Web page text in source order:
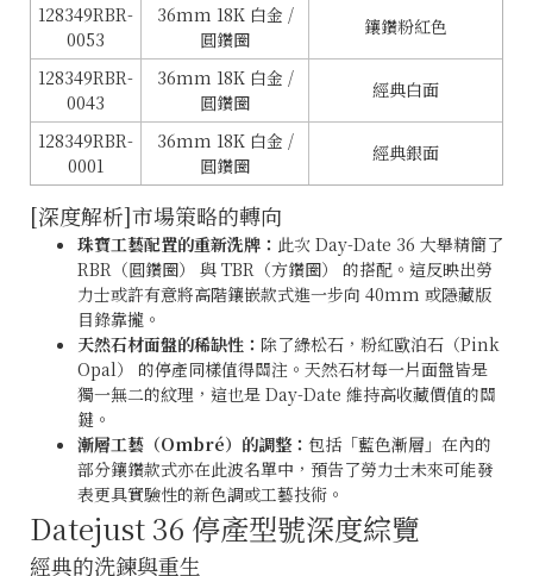
128349RBR-
0053
36mm 18K 白金 /
圓鑽圈
鑲鑽粉紅色
128349RBR-
0043
36mm 18K 白金 /
圓鑽圈
經典白面
128349RBR-
0001
36mm 18K 白金 /
圓鑽圈
經典銀面
[深度解析]市場策略的轉向
珠寶工藝配置的重新洗牌： 此次 Day-Date 36 大舉精簡了
RBR（圓鑽圈） 與 TBR（方鑽圈） 的搭配。這反映出勞
力士或許有意將高階鑲嵌款式進一步向 40mm 或隱藏版
目錄靠攏。
天然石材面盤的稀缺性： 除了綠松石，粉紅歐泊石（Pink
Opal） 的停產同樣值得關注。天然石材每一片面盤皆是
獨一無二的紋理，這也是 Day-Date 維持高收藏價值的關
鍵。
漸層工藝（Ombré）的調整： 包括「藍色漸層」在內的
部分鑲鑽款式亦在此波名單中，預告了勞力士未來可能發
表更具實驗性的新色調或工藝技術。
Datejust 36 停產型號深度綜覽
經典的洗鍊與重生